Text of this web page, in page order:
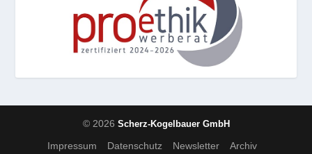
© 2026 Scherz-Kogelbauer GmbH
Impressum Datenschutz Newsletter Archiv